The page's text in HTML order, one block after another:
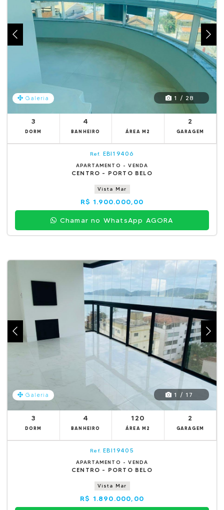
Galeria 1 / 28
3
DORM
4
BANHEIRO ÁREA M2
2
GARAGEM
Ref. EBI19406
APARTAMENTO - VENDA
CENTRO - PORTO BELO
Vista Mar
R$ 1.900.000,00
Chamar no WhatsApp AGORA
Galeria 1 / 17
3
DORM
4
BANHEIRO
120
ÁREA M2
2
GARAGEM
Ref. EBI19405
APARTAMENTO - VENDA
CENTRO - PORTO BELO
Vista Mar
R$ 1.890.000,00